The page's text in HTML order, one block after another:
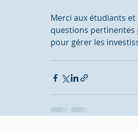
Merci aux étudiants
questions pertinentes
pour gérer les